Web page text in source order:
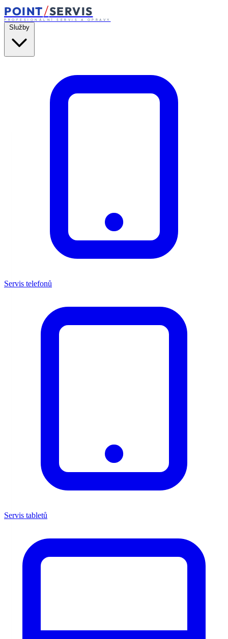
POINT/SERVIS
PROFESIONÁLNÍ SERVIS A OPRAVY
Služby
Servis telefonů
Servis tabletů